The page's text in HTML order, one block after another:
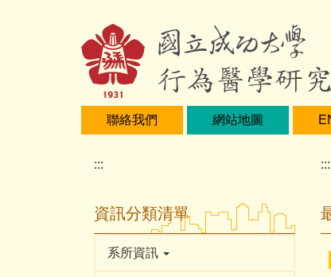
聯絡我們 網站地圖
:::
資訊分類清單
系所資訊
:::